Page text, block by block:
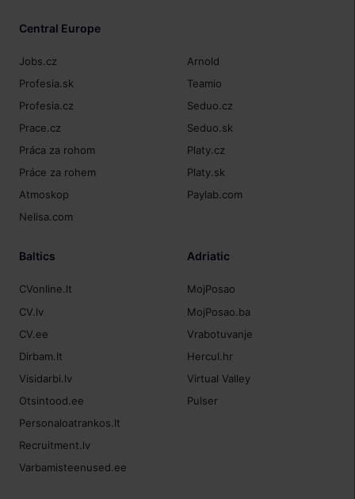
Central Europe
Jobs.cz
Profesia.sk
Profesia.cz
Prace.cz
Práca za rohom
Práce za rohem
Atmoskop
Nelisa.com
Arnold
Teamio
Seduo.cz
Seduo.sk
Platy.cz
Platy.sk
Paylab.com
Baltics
CVonline.lt
CV.lv
CV.ee
Dirbam.lt
Visidarbi.lv
Otsintood.ee
Personaloatrankos.lt
Recruitment.lv
Varbamisteenused.ee
Adriatic
MojPosao
MojPosao.ba
Vrabotuvanje
Hercul.hr
Virtual Valley
Pulser